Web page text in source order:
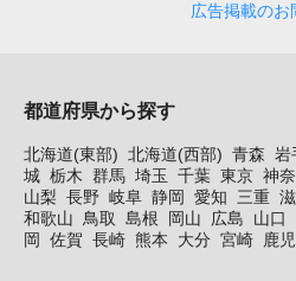
広告掲載のお
都道府県から探す
北海道(東部) 北海道(西部) 青森 岩
城 栃木 群馬 埼玉 千葉 東京 神奈
山梨 長野 岐阜 静岡 愛知 三重
和歌山 鳥取 島根 岡山 広島 山口
岡
佐賀 長崎 熊本 大分 宮崎 鹿